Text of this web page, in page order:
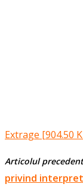
Extrage [904.50
Articolul precedent
privind